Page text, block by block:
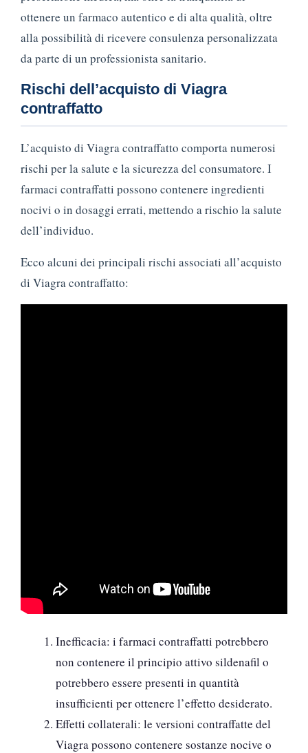
ottenere un farmaco autentico e di alta qualità, oltre
alla possibilità di ricevere consulenza personalizzata
da parte di un professionista sanitario.
Rischi dell’acquisto di Viagra
contraffatto
L’acquisto di Viagra contraffatto comporta numerosi
rischi per la salute e la sicurezza del consumatore. I
farmaci contraffatti possono contenere ingredienti
nocivi o in dosaggi errati, mettendo a rischio la salute
dell’individuo.
Ecco alcuni dei principali rischi associati all’acquisto
di Viagra contraffatto:
Inefficacia: i farmaci contraffatti potrebbero
non contenere il principio attivo sildenafil o
potrebbero essere presenti in quantità
insufficienti per ottenere l’effetto desiderato.
Effetti collaterali: le versioni contraffatte del
Viagra possono contenere sostanze nocive o